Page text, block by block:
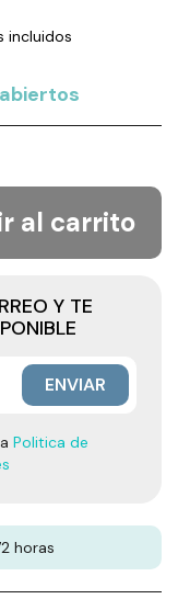
incluidos
al carrito
Y TE
ENVIAR
Politica de
horas